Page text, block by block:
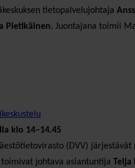
tietopalvelujohtaja
Pietikäinen. Juontajana toimii
klo 14–14.45
(DVV)
toimivat johtava asiantuntija Teija